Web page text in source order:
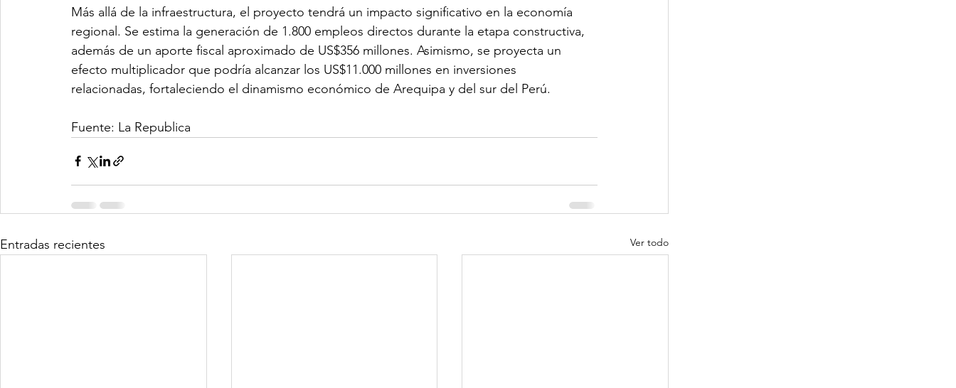
Más allá de la infraestructura, el proyecto tendrá un impacto significativo en la economía
regional. Se estima la generación de 1.800 empleos directos durante la etapa constructiva,
además de un aporte fiscal aproximado de US$356 millones. Asimismo, se proyecta un
efecto multiplicador que podría alcanzar los US$11.000 millones en inversiones
relacionadas, fortaleciendo el dinamismo económico de Arequipa y del sur del Perú.
Fuente: La Republica
Entradas recientes Ver todo